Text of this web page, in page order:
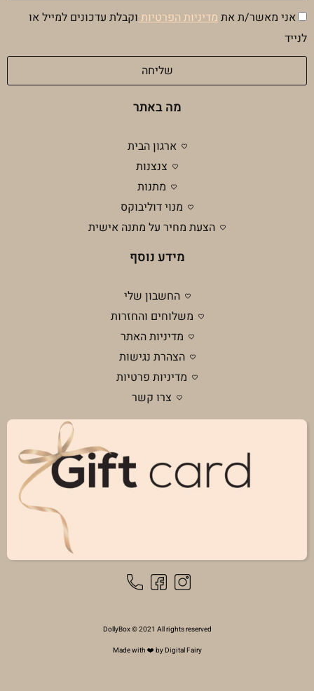
הסכמה
פרטיות
אני מאשר/ת אתמדיניות הפרטיותוקבלת עדכונים למייל או
לנייד
שליחה
מה באתר
ארגון הבית
צנצנות
מתנות
מנוי דוליבוקס
הצעת מחיר על מתנה אישית
מידע נוסף
החשבון שלי
משלוחים והחזרות
מדיניות האתר
הצהרת נגישות
מדיניות פרטיות
צרו קשר
DollyBox © 2021 All rights reserved
Made with ❤️ by Digital Fairy